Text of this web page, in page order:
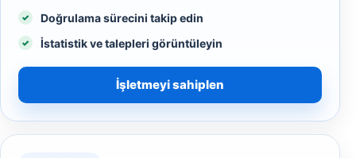
Doğrulama sürecini takip edin
İstatistik ve talepleri görüntüleyin
İşletmeyi sahiplen